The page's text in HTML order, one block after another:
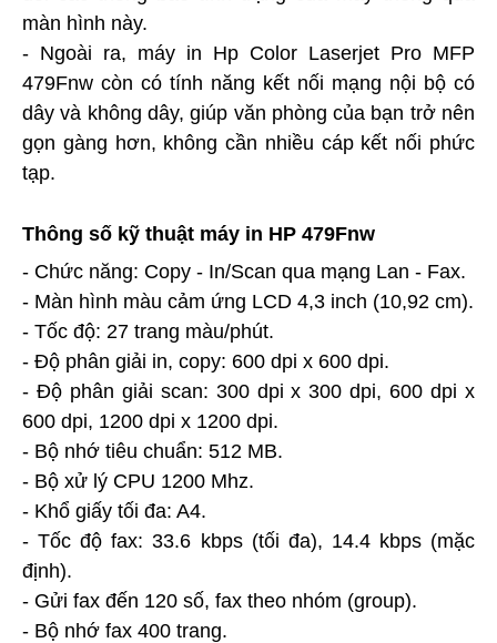
màn hình này.
- Ngoài ra, máy in Hp Color Laserjet Pro MFP
479Fnw còn có tính năng kết nối mạng nội bộ có
dây và không dây, giúp văn phòng của bạn trở nên
gọn gàng hơn, không cần nhiều cáp kết nối phức
tạp.
Thông số kỹ thuật máy in HP 479Fnw
- Chức năng: Copy - In/Scan qua mạng Lan - Fax.
- Màn hình màu cảm ứng LCD 4,3 inch (10,92 cm).
- Tốc độ: 27 trang màu/phút.
- Độ phân giải in, copy: 600 dpi x 600 dpi.
- Độ phân giải scan: 300 dpi x 300 dpi, 600 dpi x
600 dpi, 1200 dpi x 1200 dpi.
- Bộ nhớ tiêu chuẩn: 512 MB.
- Bộ xử lý CPU 1200 Mhz.
- Khổ giấy tối đa: A4.
- Tốc độ fax: 33.6 kbps (tối đa), 14.4 kbps (mặc
định).
- Gửi fax đến 120 số, fax theo nhóm (group).
- Bộ nhớ fax 400 trang.